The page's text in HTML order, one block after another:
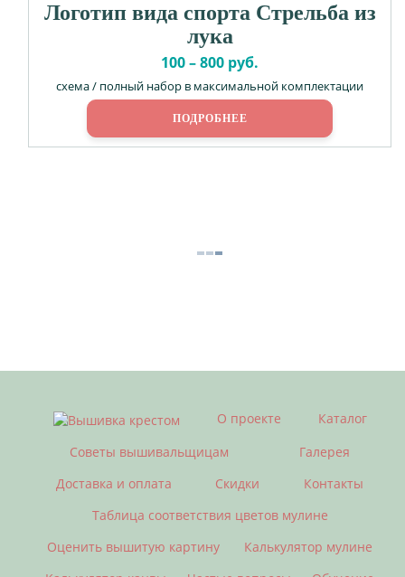
Логотип вида спорта Стрельба из
лука
100 – 800 руб.
схема / полный набор в максимальной комплектации
ПОДРОБНЕЕ
О проекте
Каталог
Советы вышивальщицам
Галерея
Доставка и оплата
Скидки
Контакты
Таблица соответствия цветов мулине
Оценить вышитую картину
Калькулятор мулине